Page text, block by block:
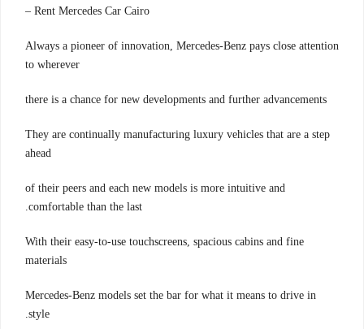
– Rent Mercedes Car Cairo
Always a pioneer of innovation, Mercedes-Benz pays close attention
to wherever
there is a chance for new developments and further advancements
They are continually manufacturing luxury vehicles that are a step
ahead
of their peers and each new models is more intuitive and
comfortable than the last.
With their easy-to-use touchscreens, spacious cabins and fine
materials
Mercedes-Benz models set the bar for what it means to drive in
style.